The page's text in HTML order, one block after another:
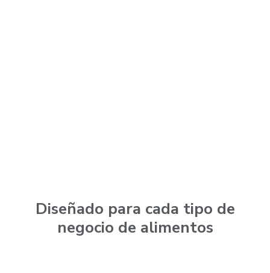
Diseñado para cada tipo de
negocio de alimentos